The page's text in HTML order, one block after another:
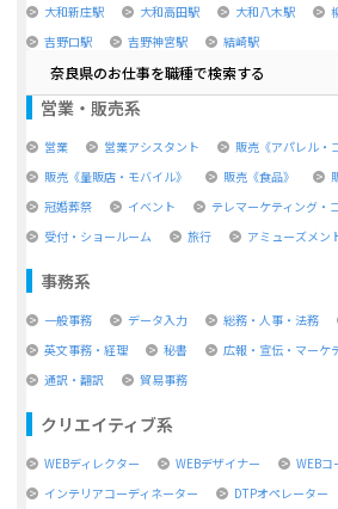
大和新庄駅
大和高田駅 大和八木駅
吉野口駅
吉野神宮駅 結崎駅
奈良県のお仕事を職種で検索する
営業・販売系
営業 営業アシスタント
販売《アパレル・
販売《量販店・モバイル》
販売《食品》
冠婚葬祭
イベント
テレマーケティング・
受付・ショールーム
旅行 アミューズメン
事務系
一般事務 データ入力 総務・人事・法務
英文事務・経理
秘書 広報・宣伝・マーケ
通訳・翻訳
貿易事務
クリエイティブ系
WEBディレクター WEBデザイナー WEBコ
インテリアコーディネーター
DTPオペレーター